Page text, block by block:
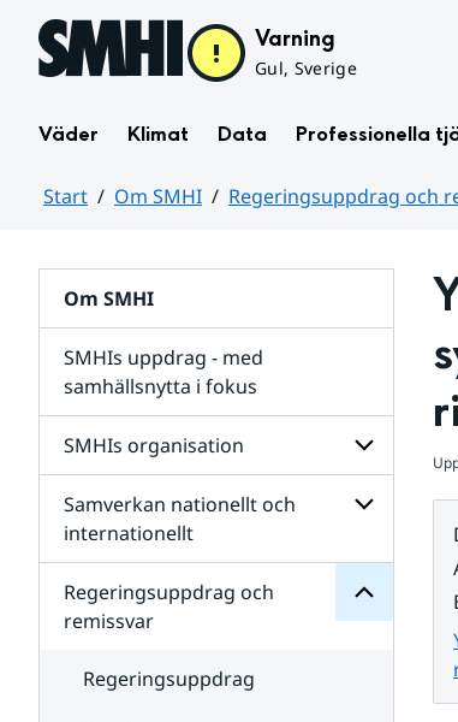
Hoppa till sidans innehåll Varning
Gul, Sverige
Väder Klimat Data Professionella
Start Om SMHI Regeringsuppdrag och
Om SMHI
SMHIs uppdrag - med
samhällsnytta i fokus
SMHIs organisation
Undersidor
Samverkan nationellt och
internationellt
Undersidor
för
Regeringsuppdrag och
remissvar
för
Regeringsuppdrag
remissvar
Regeringsuppdrag